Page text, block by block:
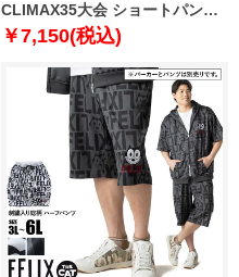
CLIMAX35大会 ショートパンツ
ブラック 1274-5247-1 3L 4L 5L
￥7,150(税込)